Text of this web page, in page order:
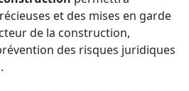
et des mises en garde
de la construction,
des risques juridiques